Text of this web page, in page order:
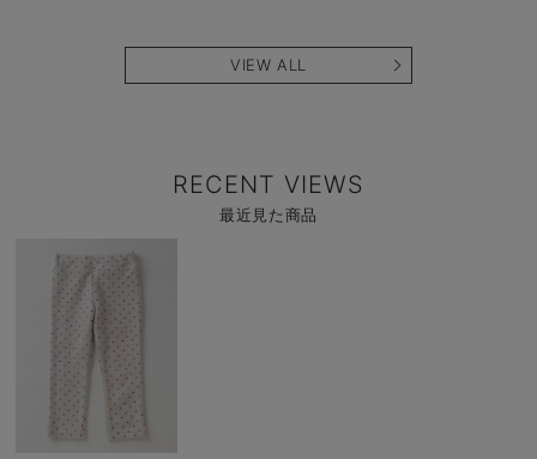
VIEW ALL
RECENT VIEWS
最近見た商品